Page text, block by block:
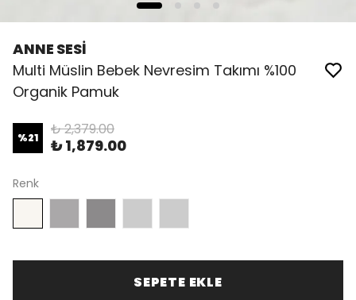
ANNE SESİ
Multi Müslin Bebek Nevresim Takımı %100
Organik Pamuk
%21 ₺ 2,379.00
₺ 1,879.00
Renk
SEPETE EKLE